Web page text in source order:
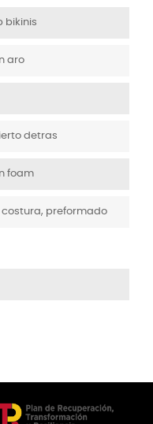
bikinis
aro
detras
foam
costura, preformado